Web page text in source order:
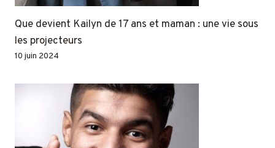
Que devient Kailyn de 17 ans et maman : une vie sous
les projecteurs
10 juin 2024